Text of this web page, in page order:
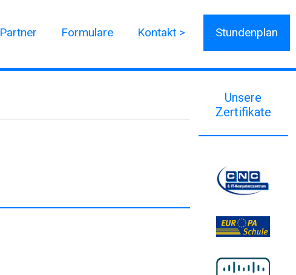
Partner Formulare Kontakt > Stundenplan
Unsere
Zertifikate